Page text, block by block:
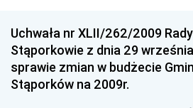
Dziennik Urzędowy Ministra
Społecznej
Dziennik Urzędowy Komendy
Granicznej
Uchwała nr XLII/262/2009
Stąporkowie z dnia 29
sprawie zmian w budżecie
Stąporków na 2009r.